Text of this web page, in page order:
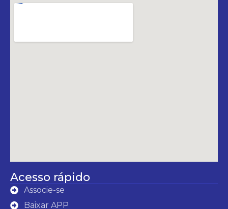
Acesso rápido
Associe-se
Baixar APP